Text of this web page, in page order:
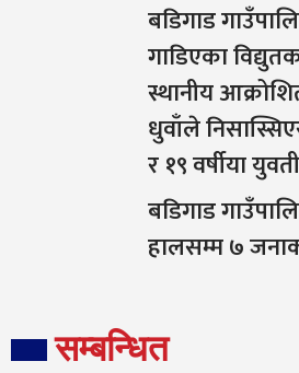
बडिगाड
गाडिएका
स्थानीय
धुवाँले
र १९ वर्षीया
बडिगाड
हालसम्म ७
सम्बन्धित